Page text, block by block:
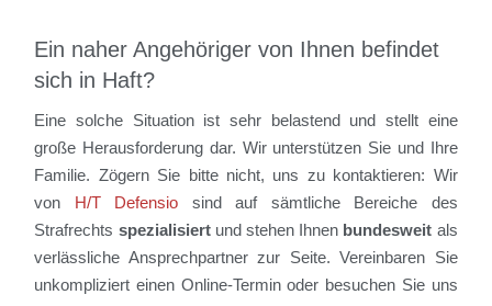
Ein naher Angehöriger von Ihnen befindet
sich in Haft?
Eine solche Situation ist sehr belastend und stellt eine
große Herausforderung dar. Wir unterstützen Sie und Ihre
Familie. Zögern Sie bitte nicht, uns zu kontaktieren: Wir
von H/T Defensio sind auf sämtliche Bereiche des
Strafrechts spezialisiertund stehen Ihnen bundesweit als
verlässliche Ansprechpartner zur Seite. Vereinbaren Sie
unkompliziert einen Online-Termin oder besuchen Sie uns